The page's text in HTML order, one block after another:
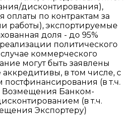
дисконтирования),
оплаты по контрактам за
работы), экспортируемые
доля - до 95%
политического
коммерческого
могут быть заявлены
в том числе, с
(в т.ч.
Возмещения Банком-
(в т.ч.
Экспортеру)